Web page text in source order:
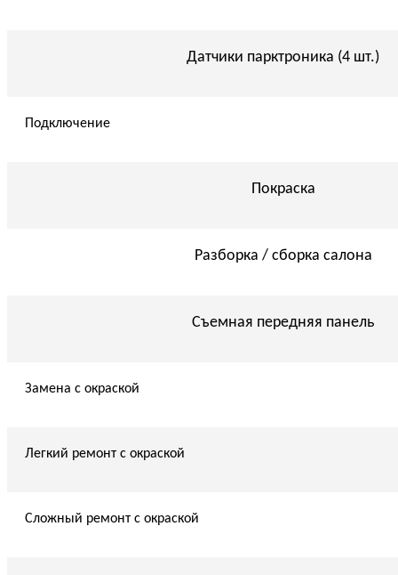
Датчики парктроника (4 шт.)
Подключение
Покраска
Разборка / сборка салона
Съемная передняя панель
Замена с окраской
Легкий ремонт с окраской
Сложный ремонт с окраской